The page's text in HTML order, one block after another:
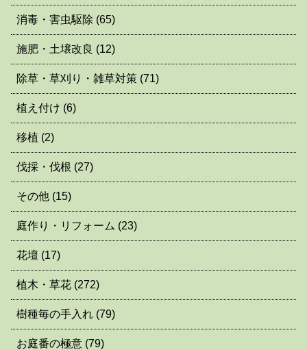
消毒・害虫駆除 (65)
施肥・土壌改良 (12)
除草・草刈り・雑草対策 (71)
植え付け (6)
移植 (2)
伐採・伐根 (27)
その他 (15)
庭作り・リフォーム (23)
花壇 (17)
植木・草花 (272)
樹種毎の手入れ (79)
お庭番の極意 (79)